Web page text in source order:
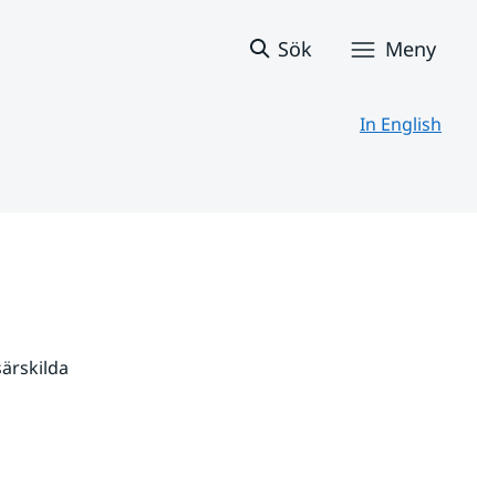
Sök Meny
In English